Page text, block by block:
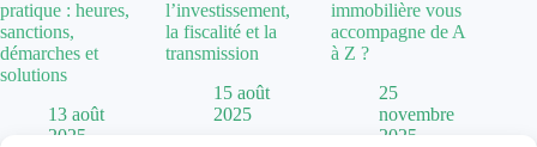
pratique : heures,
sanctions,
démarches et
solutions
13 août
2025
l’investissement,
la fiscalité et la
transmission
15 août
2025
immobilière vous
accompagne de A
à Z ?
25
novembre
2025